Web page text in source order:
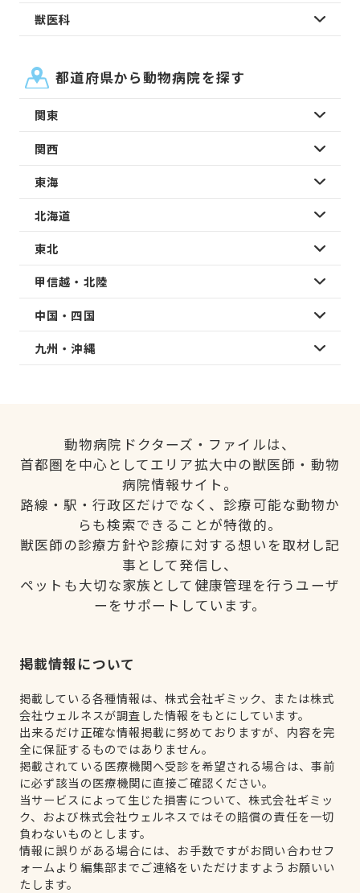
獣医科
都道府県から動物病院を探す
関東
関西
東海
北海道
東北
甲信越・北陸
中国・四国
九州・沖縄
動物病院ドクターズ・ファイルは、
首都圏を中心としてエリア拡大中の獣医師・動物
病院情報サイト。
路線・駅・行政区だけでなく、診療可能な動物か
らも検索できることが特徴的。
獣医師の診療方針や診療に対する想いを取材し記
事として発信し、
ペットも大切な家族として健康管理を行うユーザ
ーをサポートしています。
掲載情報について
掲載している各種情報は、株式会社ギミック、または株式
会社ウェルネスが調査した情報をもとにしています。
出来るだけ正確な情報掲載に努めておりますが、内容を完
全に保証するものではありません。
掲載されている医療機関へ受診を希望される場合は、事前
に必ず該当の医療機関に直接ご確認ください。
当サービスによって生じた損害について、株式会社ギミッ
ク、および株式会社ウェルネスではその賠償の責任を一切
負わないものとします。
情報に誤りがある場合には、お手数ですがお問い合わせフ
ォームより編集部までご連絡をいただけますようお願いい
たします。